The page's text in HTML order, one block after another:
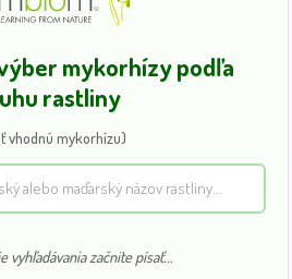
mykorhízy podľa
rastliny
vhodnú mykorhízu)
vyhľadávania začnite písať...